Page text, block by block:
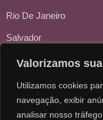
Valorizamos
Utilizamos cookies
navegação, exibir
analisar nosso
Rio De Janeiro
Salvador
São Carlos
Sorocaba